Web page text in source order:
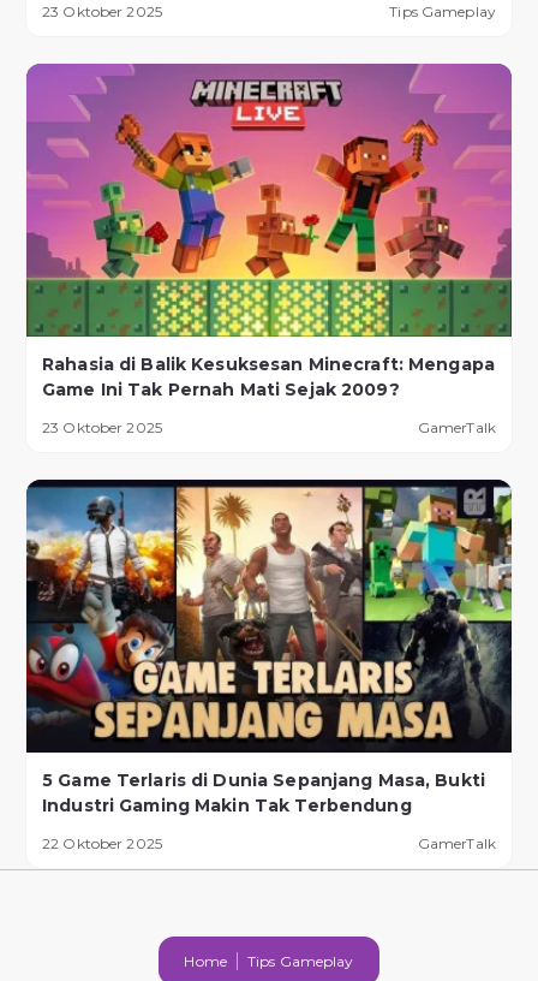
23 Oktober 2025 Tips Gameplay
Rahasia di Balik Kesuksesan Minecraft: Mengapa
Game Ini Tak Pernah Mati Sejak 2009?
23 Oktober 2025 GamerTalk
5 Game Terlaris di Dunia Sepanjang Masa, Bukti
Industri Gaming Makin Tak Terbendung
22 Oktober 2025 GamerTalk
Home Tips Gameplay